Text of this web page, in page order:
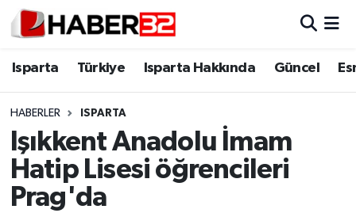
Isparta Türkiye Isparta Hakkında Güncel
HABERLER ISPARTA
Işıkkent Anadolu İmam
Hatip Lisesi öğrencileri
Prag'da
Isparta
Esnaf Diyor ki;
ASAYİŞ
Isparta Nöbetçi Eczaneler
Isparta Trafik Yoğunluk Haritası
Süper Lig Puan Durumu ve Fikstür